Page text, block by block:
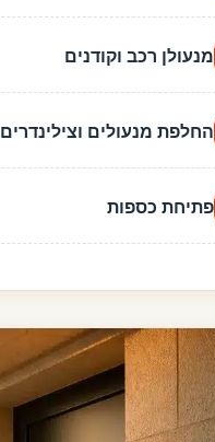
מנעולן רכב וקודנים
החלפת מנעולים וצילינדרים
פתיחת כספות